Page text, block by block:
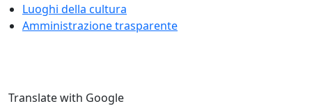
Luoghi della cultura
Amministrazione trasparente
SkipTranslate with Google